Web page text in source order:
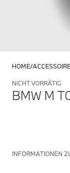
HOME
NICHT VORRÄTIG
BMW M
INFORMATIONEN